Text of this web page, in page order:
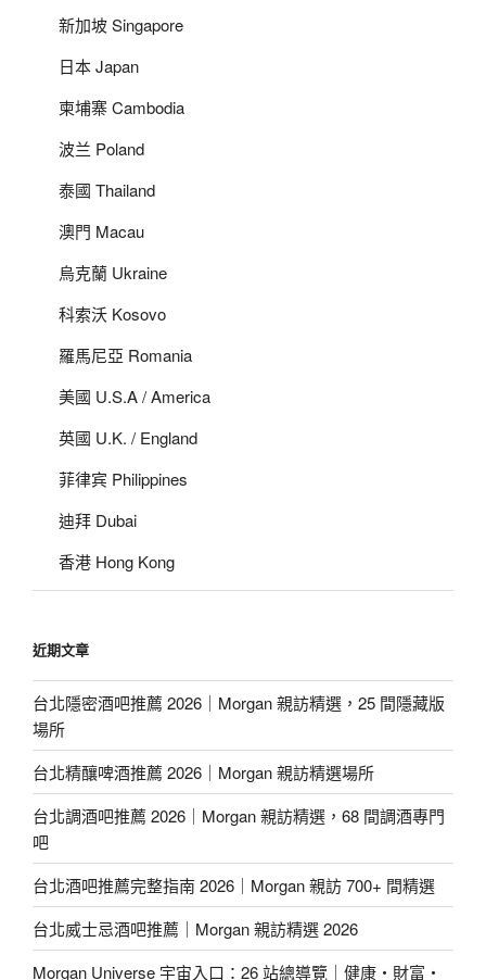
新加坡 Singapore
日本 Japan
柬埔寨 Cambodia
波兰 Poland
泰國 Thailand
澳門 Macau
烏克蘭 Ukraine
科索沃 Kosovo
羅馬尼亞 Romania
美國 U.S.A / America
英國 U.K. / England
菲律宾 Philippines
迪拜 Dubai
香港 Hong Kong
近期文章
台北隱密酒吧推薦 2026｜Morgan 親訪精選，25 間隱藏版
場所
台北精釀啤酒推薦 2026｜Morgan 親訪精選場所
台北調酒吧推薦 2026｜Morgan 親訪精選，68 間調酒專門
吧
台北酒吧推薦完整指南 2026｜Morgan 親訪 700+ 間精選
台北威士忌酒吧推薦｜Morgan 親訪精選 2026
Morgan Universe 宇宙入口：26 站總導覽｜健康・財富・